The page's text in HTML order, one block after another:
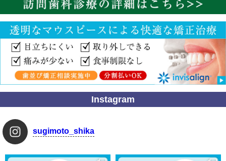
Instagram
sugimoto_shika